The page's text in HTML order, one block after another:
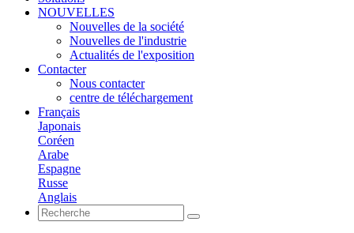
NOUVELLES
Nouvelles de la société
Nouvelles de l'industrie
Actualités de l'exposition
Contacter
Nous contacter
centre de téléchargement
Français
Japonais
Coréen
Arabe
Espagne
Russe
Anglais